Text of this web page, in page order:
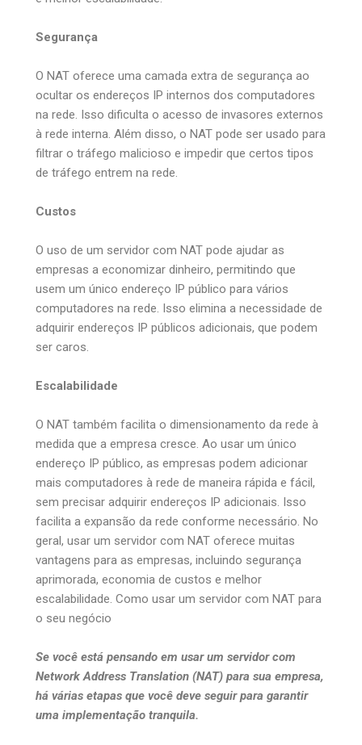
Segurança
O NAT oferece uma camada extra de segurança ao
ocultar os endereços IP internos dos computadores
na rede. Isso dificulta o acesso de invasores externos
à rede interna. Além disso, o NAT pode ser usado para
filtrar o tráfego malicioso e impedir que certos tipos
de tráfego entrem na rede.
Custos
O uso de um servidor com NAT pode ajudar as
empresas a economizar dinheiro, permitindo que
usem um único endereço IP público para vários
computadores na rede. Isso elimina a necessidade de
adquirir endereços IP públicos adicionais, que podem
ser caros.
Escalabilidade
O NAT também facilita o dimensionamento da rede à
medida que a empresa cresce. Ao usar um único
endereço IP público, as empresas podem adicionar
mais computadores à rede de maneira rápida e fácil,
sem precisar adquirir endereços IP adicionais. Isso
facilita a expansão da rede conforme necessário. No
geral, usar um servidor com NAT oferece muitas
vantagens para as empresas, incluindo segurança
aprimorada, economia de custos e melhor
escalabilidade. Como usar um servidor com NAT para
o seu negócio
Se você está pensando em usar um servidor com
Network Address Translation (NAT) para sua empresa,
há várias etapas que você deve seguir para garantir
uma implementação tranquila.